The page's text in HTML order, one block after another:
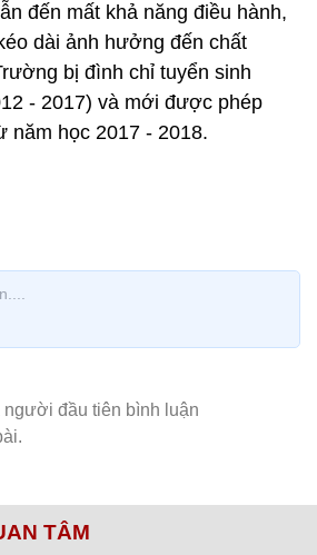
đến mất khả năng điều hành,
dài ảnh hưởng đến chất
bị đình chỉ tuyển sinh
- 2017) và mới được phép
năm học 2017 - 2018.
TÂM